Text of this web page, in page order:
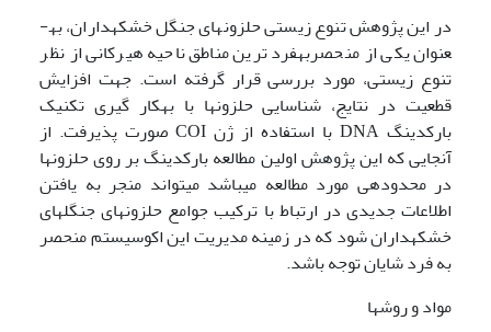
در این پژوهش تنوع زیستی حلزون­های جنگل خشکه­داران، به­
عنوان یکی از منحصر­به­فرد ترین مناطق ناحیه هیرکانی از نظر
تنوع زیستی، مورد بررسی قرار گرفته است. جهت افزایش
قطعیت در نتایج، شناسایی حلزون­ها با به­کار گیری تکنیک
بارکدینگ DNA با استفاده از ژن COI صورت پذیرفت. از
آنجایی که این پژوهش اولین مطالعه بارکدینگ بر روی حلزون­ها
در محدوده­ی مورد مطالعه می­باشد می­تواند منجر به یافتن
اطلاعات جدیدی در ارتباط با ترکیب جوامع حلزون­های جنگل­های
خشکه­داران شود که در زمینه مدیریت این اکوسیستم منحصر
به فرد شایان توجه باشد.
مواد و روشها